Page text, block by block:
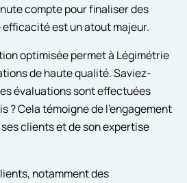
compte pour finaliser des
est un atout majeur.
optimisée permet à Légimétrie
de haute qualité. Saviez-
évaluations sont effectuées
? Cela témoigne de l'engagement
clients et de son expertise
notamment des